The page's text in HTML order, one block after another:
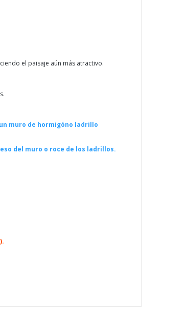
el paisaje aún más atractivo.
muro de hormigóno ladrillo
del muro o roce de los ladrillos.